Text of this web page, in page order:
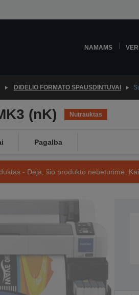
NAMAMS
DIDELIO FORMATO SPAUSDINTUVAI
(nK) Nutrauktas
Pagalba
- Deja, šio produkto nebeturime.